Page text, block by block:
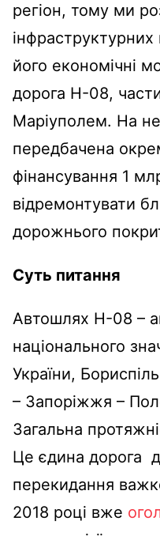
регіон, тому ми
інфраструктурних
його економічні
дорога Н-08,
Маріуполем. На
передбачена
фінансування 1
відремонтувати
дорожнього
Суть питання
Автошлях Н-08 –
національного
України,
– Запоріжжя –
Загальна
Це єдина дорога
перекидання
2018 році вже